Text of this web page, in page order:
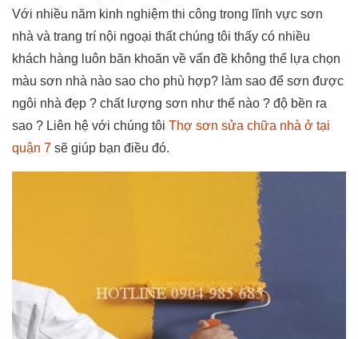
Với nhiều năm kinh nghiệm thi công trong lĩnh vực sơn
nhà và trang trí nội ngoại thất chúng tôi thấy có nhiều
khách hàng luôn băn khoăn về vấn đề không thể lựa chọn
màu sơn nhà nào sao cho phù hợp? làm sao để sơn được
ngôi nhà đẹp ? chất lượng sơn như thế nào ? độ bền ra
sao ? Liên hệ với chúng tôi Thợ sơn sửa chữa nhà ở tại
quận 7 sẽ giúp bạn điều đó.